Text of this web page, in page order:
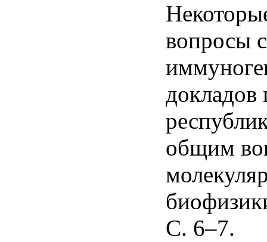
вопросы
докладов
общим
С. 6–7.